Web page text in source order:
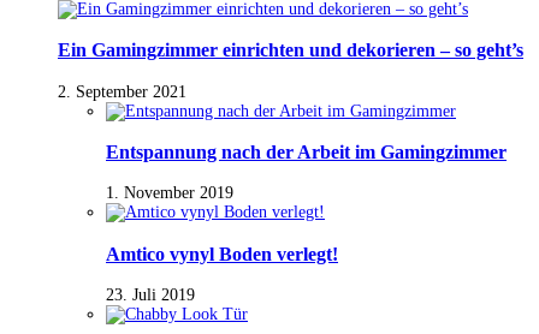
Ein Gamingzimmer einrichten und dekorieren – so geht’s
2. September 2021
Entspannung nach der Arbeit im Gamingzimmer
1. November 2019
Amtico vynyl Boden verlegt!
23. Juli 2019